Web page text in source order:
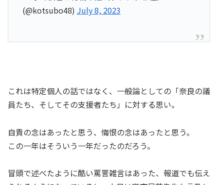
(@kotsubo48) July 8, 2023
これは特定個人の話ではなく、一般論としての「奈良の議
員たち、そしてその支援者たち」に対する思い。
自責の念はあったと思う、悔恨の念はあったと思う。
この一年はそういう一年だったのだろう。
冒頭で述べたように酷い罵詈雑言はあった、報道でも伝え